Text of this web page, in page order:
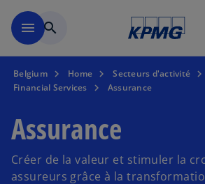
menu search
Belgium Home
Secteurs d'activité
Financial Services
Assurance
Assurance
Créer de la valeur et stimuler la
assureurs grâce à la